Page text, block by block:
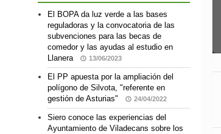
El BOPA da luz verde a las bases
reguladoras y la convocatoria de las
subvenciones para las becas de
comedor y las ayudas al estudio en
Llanera
13/06/2023
El PP apuesta por la ampliación del
polígono de Silvota, "referente en
gestión de Asturias"
24/04/2022
Siero conoce las experiencias del
Ayuntamiento de Viladecans sobre los